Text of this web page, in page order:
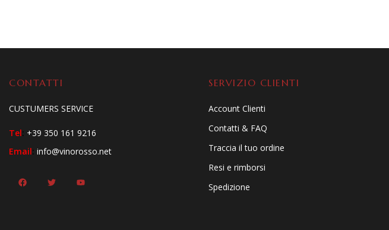
CONTATTI
CUSTUMERS SERVICE
Tel: +39 350 161 9216
Email: info@vinorosso.net
SERVIZIO CLIENTI
Account Clienti
Contatti & FAQ
Traccia il tuo ordine
Resi e rimborsi
Spedizione